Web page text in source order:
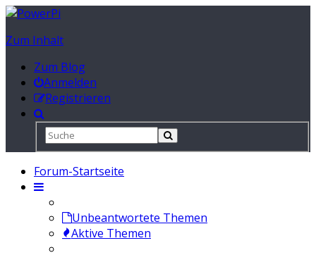
Zum Inhalt
Zum Blog
Anmelden
Registrieren
Forum-Startseite
Unbeantwortete Themen
Aktive Themen